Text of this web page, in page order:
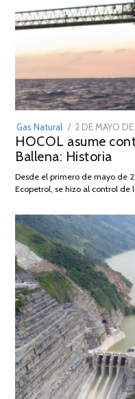
Gas Natural
POSTED
ON
2 DE MAYO
HOCOL asume
Ballena: Historia
Desde el primero de mayo de
Ecopetrol, se hizo al control de